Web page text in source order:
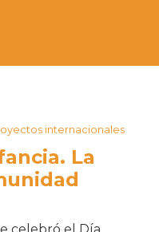
internacionales
La